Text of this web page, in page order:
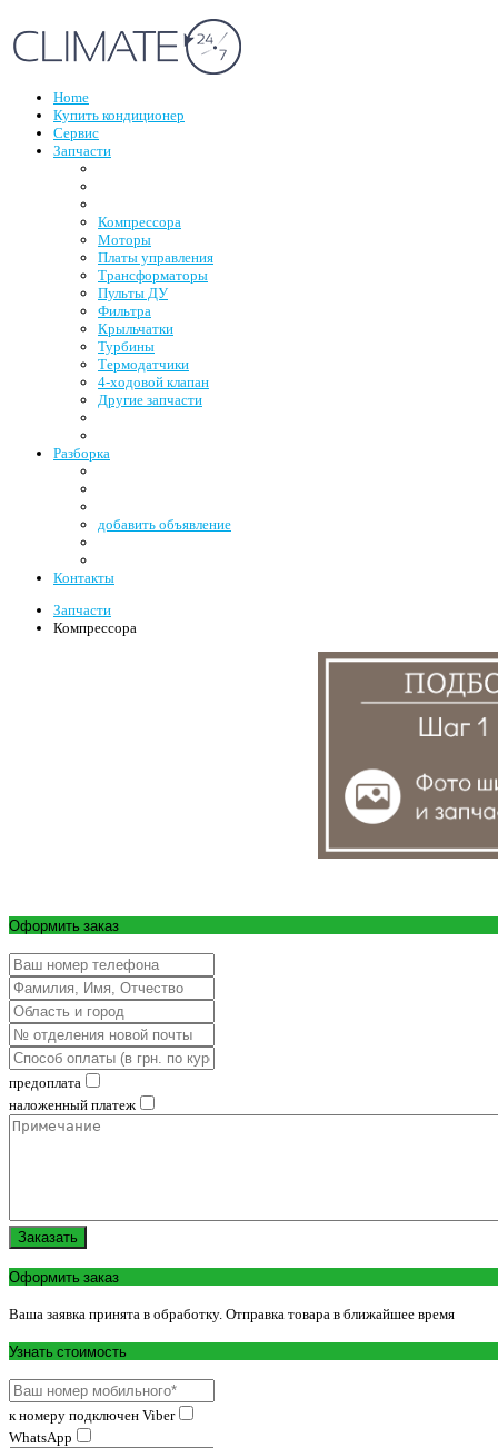
Home
Купить кондиционер
Сервис
Запчасти
Компрессора
Моторы
Платы управления
Трансформаторы
Пульты ДУ
Фильтра
Крыльчатки
Турбины
Термодатчики
4-ходовой клапан
Другие запчасти
Разборка
добавить объявление
Контакты
Запчасти
Компрессора
Оформить заказ
предоплата
наложенный платеж
Заказать
Оформить заказ
Ваша заявка принята в обработку. Отправка товара в ближайшее время
Узнать стоимость
к номеру подключен Viber
WhatsApp